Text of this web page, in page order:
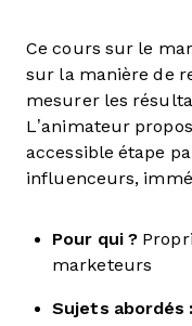
Ce cours sur le
sur la manière de
mesurer les
L’animateur
accessible étape
influenceurs,
Pour qui ?
marketeurs
Sujets abordés :